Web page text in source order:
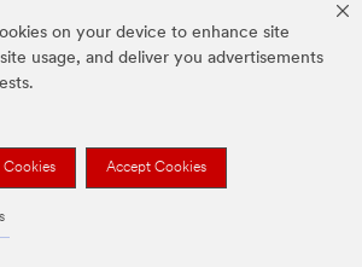
on your device to enhance site
usage, and deliver you advertisements
Cookies Accept Cookies